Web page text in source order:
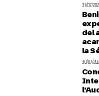
31/07/
del
la
30/07/